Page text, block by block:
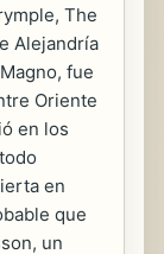
The
Alejandría
fue
Oriente
en los
en
que
un